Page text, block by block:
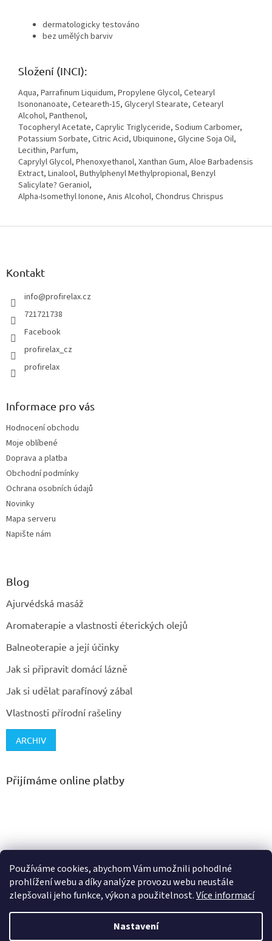
Používáme cookies, abychom Vám umožnili pohodlné
prohlížení webu a díky analýze provozu webu neustále
zlepšovali jeho funkce, výkon a použitelnost.Více informací
Nastavení
dermatologicky testováno
bez umělých barviv
Složení (INCI):
Aqua, Parrafinum Liquidum, Propylene Glycol, Cetearyl
Isononanoate, Ceteareth-15, Glyceryl Stearate, Cetearyl
Alcohol, Panthenol,
Tocopheryl Acetate, Caprylic Triglyceride, Sodium Carbomer,
Potassium Sorbate, Citric Acid, Ubiquinone, Glycine Soja Oil,
Lecithin, Parfum,
Caprylyl Glycol, Phenoxyethanol, Xanthan Gum, Aloe Barbadensis
Extract, Linalool, Buthylphenyl Methylpropional, Benzyl
Salicylate? Geraniol,
Alpha-Isomethyl Ionone, Anis Alcohol, Chondrus Chrispus
Z
Kontakt
info@profirelax.cz
721721738
Facebook
profirelax_cz
profirelax
Informace pro vás
Hodnocení obchodu
Moje oblíbené
Doprava a platba
Obchodní podmínky
Ochrana osobních údajů
Novinky
Mapa serveru
Napište nám
Blog
Ajurvédská masáž
Aromaterapie a vlastnosti éterických olejů
Balneoterapie a její účinky
Jak si připravit domácí lázně
Jak si udělat parafínový zábal
Vlastnosti přírodní rašeliny
ARCHIV
Přijímáme online platby